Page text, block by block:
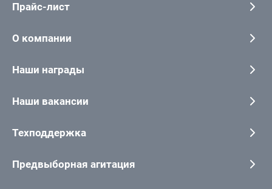
Прайс-лист
О компании
Наши награды
Наши вакансии
Техподдержка
Предвыборная агитация